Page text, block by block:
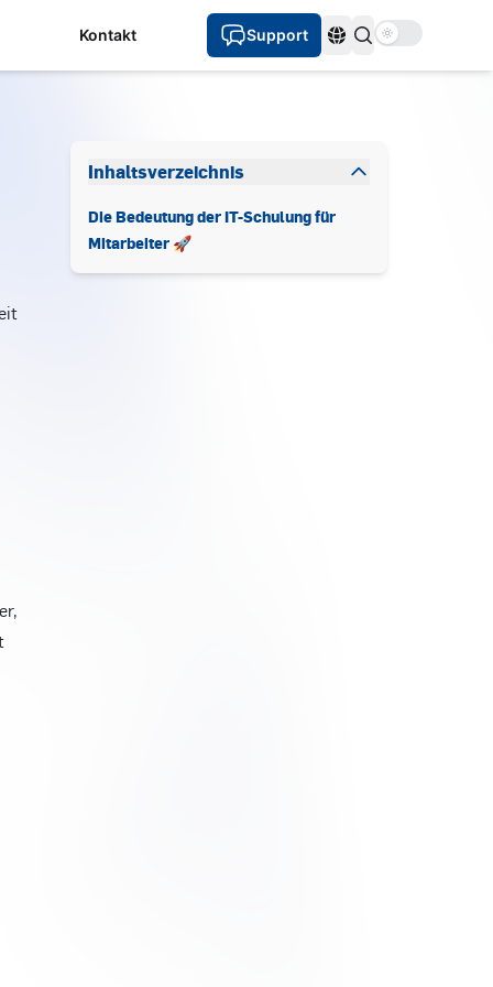
Kontakt Support SprachenUse setting
Inhaltsverzeichnis
Die Bedeutung der IT-Schulung für
Mitarbeiter 🚀